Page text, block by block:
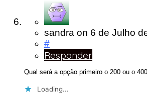
sandra on 6 de Julho
#
Responder
Qual será a opção primeiro o 200 ou o
Loading...